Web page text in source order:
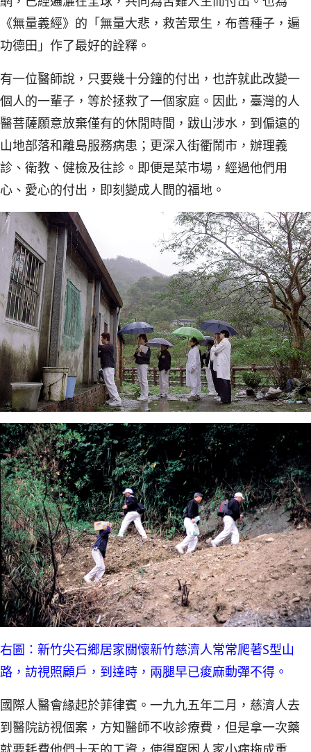
《無量義經》的「無量大悲，救苦眾生，布善種子，遍
功德田」作了最好的詮釋。
有一位醫師說，只要幾十分鐘的付出，也許就此改變一
個人的一輩子，等於拯救了一個家庭。因此，臺灣的人
醫菩薩願意放棄僅有的休閒時間，跋山涉水，到偏遠的
山地部落和離島服務病患；更深入街衢鬧市，辦理義
診、衛教、健檢及往診。即便是菜市場，經過他們用
心、愛心的付出，即刻變成人間的福地。
右圖：新竹尖石鄉居家關懷新竹慈濟人常常爬著S型山
路，訪視照顧戶，到達時，兩腿早已痠麻動彈不得。
國際人醫會緣起於菲律賓。一九九五年二月，慈濟人去
到醫院訪視個案，方知醫師不收診療費，但是拿一次藥